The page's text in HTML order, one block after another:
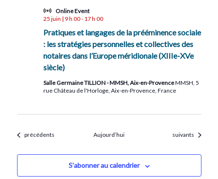
Pratiques et langages de la prééminence sociale
: les stratégies personnelles et collectives des
notaires dans l’Europe méridionale (XIIIe-XVe
siècle)
25 juin | 9 h 00- 17 h 00
Salle Germaine TILLION - MMSH, Aix-en-ProvenceMMSH, 5
rue Château de l'Horloge, Aix-en-Provence, France
Online Event
Évènements
précédents Aujourd’hui Évènements
suivants
S’abonner au calendrier